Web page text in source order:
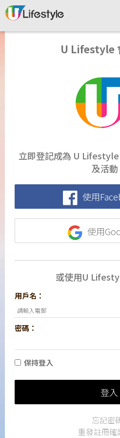
U Lifestyle
立即登記成為 U
及活動
使用
使用
或使用U
用戶名：
密碼：
保持登入
登入
忘記密
重發註冊確